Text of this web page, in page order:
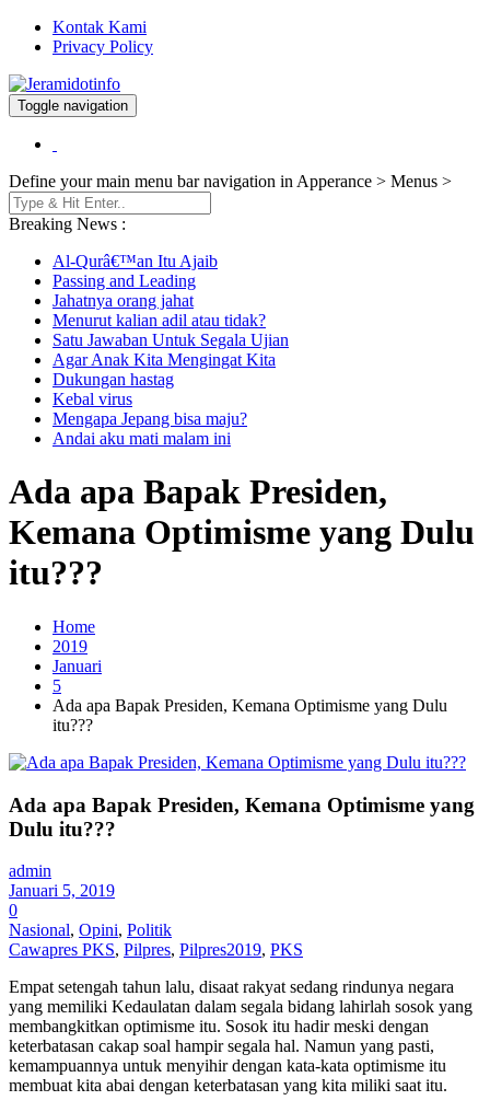
Kontak Kami
Privacy Policy
Jeramidotinfo
Berita dan Informasi Terkini
Toggle navigation
Define your main menu bar navigation in Apperance > Menus >
Breaking News :
Al-Qurâ€™an Itu Ajaib
Passing and Leading
Jahatnya orang jahat
Menurut kalian adil atau tidak?
Satu Jawaban Untuk Segala Ujian
Agar Anak Kita Mengingat Kita
Dukungan hastag
Kebal virus
Mengapa Jepang bisa maju?
Andai aku mati malam ini
Ada apa Bapak Presiden,
Kemana Optimisme yang Dulu
itu???
Home
2019
Januari
5
Ada apa Bapak Presiden, Kemana Optimisme yang Dulu
itu???
Ada apa Bapak Presiden, Kemana Optimisme yang
Dulu itu???
admin
Januari 5, 2019
0
Nasional, Opini, Politik
Cawapres PKS, Pilpres, Pilpres2019, PKS
Empat setengah tahun lalu, disaat rakyat sedang rindunya negara
yang memiliki Kedaulatan dalam segala bidang lahirlah sosok yang
membangkitkan optimisme itu. Sosok itu hadir meski dengan
keterbatasan cakap soal hampir segala hal. Namun yang pasti,
kemampuannya untuk menyihir dengan kata-kata optimisme itu
membuat kita abai dengan keterbatasan yang kita miliki saat itu.